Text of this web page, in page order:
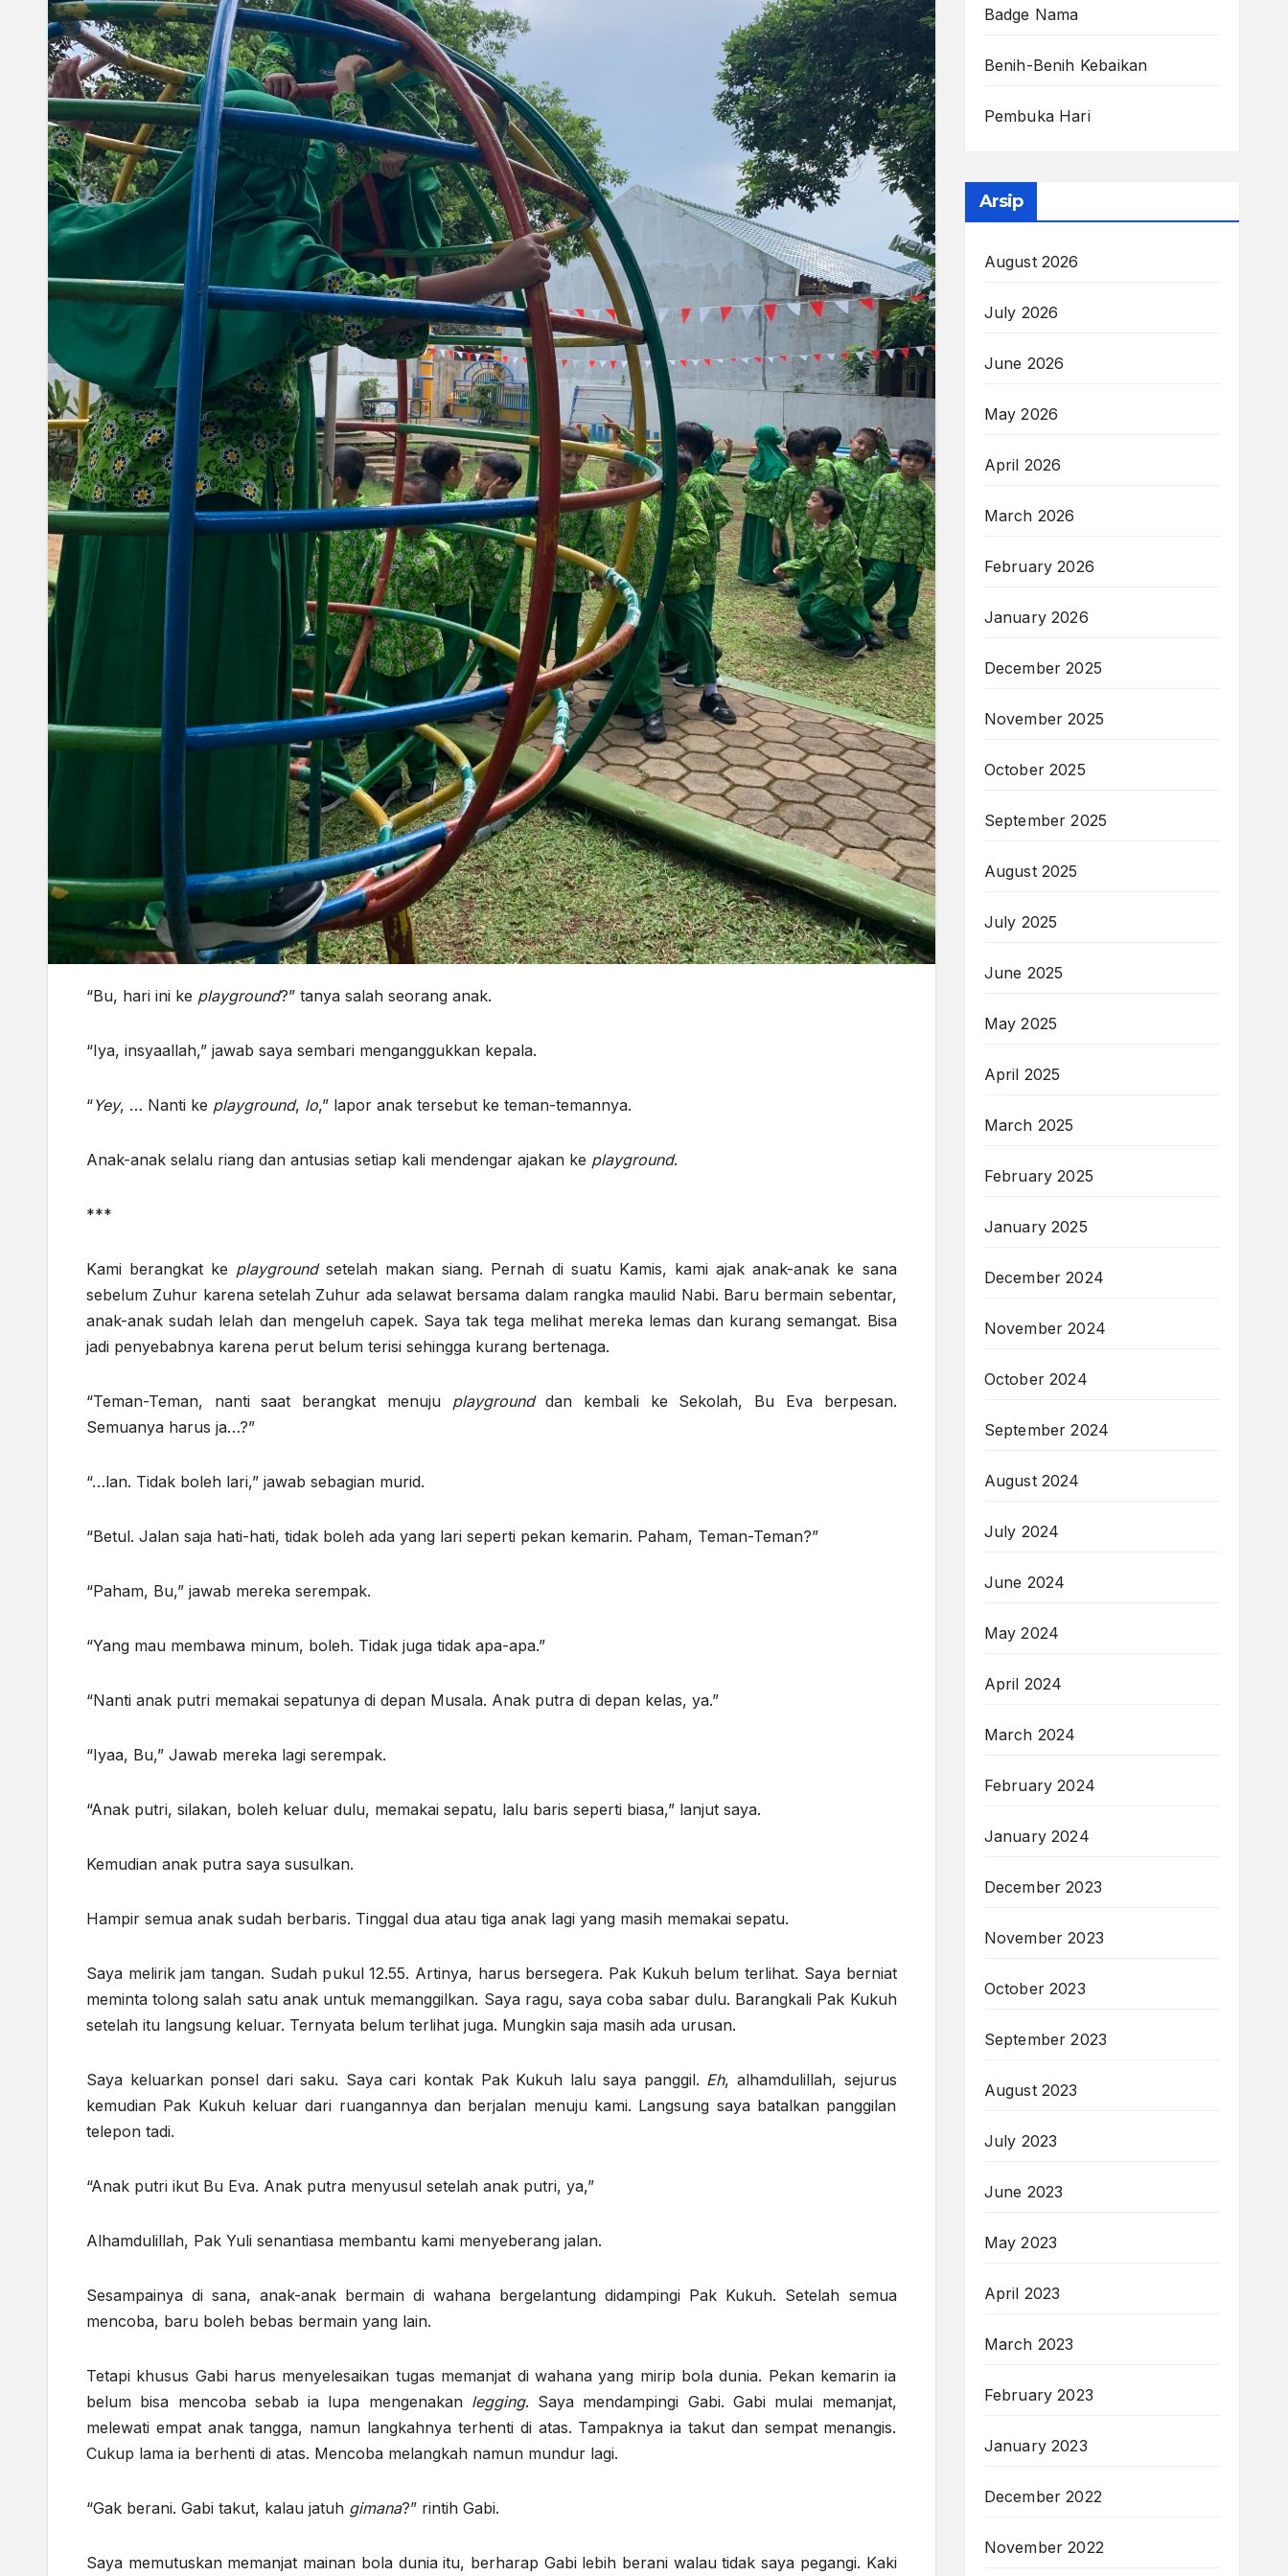
“Bu, hari ini ke playground?” tanya salah seorang anak.
“Iya, insyaallah,” jawab saya sembari menganggukkan kepala.
“Yey, … Nanti ke playground, lo,” lapor anak tersebut ke teman-temannya.
Anak-anak selalu riang dan antusias setiap kali mendengar ajakan ke playground.
***
Kami berangkat ke playgroundsetelah makan siang. Pernah di suatu Kamis, kami ajak anak-anak ke sana
sebelum Zuhur karena setelah Zuhur ada selawat bersama dalam rangka maulid Nabi. Baru bermain sebentar,
anak-anak sudah lelah dan mengeluh capek. Saya tak tega melihat mereka lemas dan kurang semangat. Bisa
jadi penyebabnya karena perut belum terisi sehingga kurang bertenaga.
“Teman-Teman, nanti saat berangkat menuju playgrounddan kembali ke Sekolah, Bu Eva berpesan.
Semuanya harus ja…?”
“…lan. Tidak boleh lari,” jawab sebagian murid.
“Betul. Jalan saja hati-hati, tidak boleh ada yang lari seperti pekan kemarin. Paham, Teman-Teman?”
“Paham, Bu,” jawab mereka serempak.
“Yang mau membawa minum, boleh. Tidak juga tidak apa-apa.”
“Nanti anak putri memakai sepatunya di depan Musala. Anak putra di depan kelas, ya.”
“Iyaa, Bu,” Jawab mereka lagi serempak.
“Anak putri, silakan, boleh keluar dulu, memakai sepatu, lalu baris seperti biasa,” lanjut saya.
Kemudian anak putra saya susulkan.
Hampir semua anak sudah berbaris. Tinggal dua atau tiga anak lagi yang masih memakai sepatu.
Saya melirik jam tangan. Sudah pukul 12.55. Artinya, harus bersegera. Pak Kukuh belum terlihat. Saya berniat
meminta tolong salah satu anak untuk memanggilkan. Saya ragu, saya coba sabar dulu. Barangkali Pak Kukuh
setelah itu langsung keluar. Ternyata belum terlihat juga. Mungkin saja masih ada urusan.
Saya keluarkan ponsel dari saku. Saya cari kontak Pak Kukuh lalu saya panggil. Eh, alhamdulillah, sejurus
kemudian Pak Kukuh keluar dari ruangannya dan berjalan menuju kami. Langsung saya batalkan panggilan
telepon tadi.
“Anak putri ikut Bu Eva. Anak putra menyusul setelah anak putri, ya,”
Alhamdulillah, Pak Yuli senantiasa membantu kami menyeberang jalan.
Sesampainya di sana, anak-anak bermain di wahana bergelantung didampingi Pak Kukuh. Setelah semua
mencoba, baru boleh bebas bermain yang lain.
Tetapi khusus Gabi harus menyelesaikan tugas memanjat di wahana yang mirip bola dunia. Pekan kemarin ia
belum bisa mencoba sebab ia lupa mengenakan legging. Saya mendampingi Gabi. Gabi mulai memanjat,
melewati empat anak tangga, namun langkahnya terhenti di atas. Tampaknya ia takut dan sempat menangis.
Cukup lama ia berhenti di atas. Mencoba melangkah namun mundur lagi.
“Gak berani. Gabi takut, kalau jatuh gimana?” rintih Gabi.
Saya memutuskan memanjat mainan bola dunia itu, berharap Gabi lebih berani walau tidak saya pegangi. Kaki
Badge Nama
Benih-Benih Kebaikan
Pembuka Hari
Arsip
August 2026
July 2026
June 2026
May 2026
April 2026
March 2026
February 2026
January 2026
December 2025
November 2025
October 2025
September 2025
August 2025
July 2025
June 2025
May 2025
April 2025
March 2025
February 2025
January 2025
December 2024
November 2024
October 2024
September 2024
August 2024
July 2024
June 2024
May 2024
April 2024
March 2024
February 2024
January 2024
December 2023
November 2023
October 2023
September 2023
August 2023
July 2023
June 2023
May 2023
April 2023
March 2023
February 2023
January 2023
December 2022
November 2022